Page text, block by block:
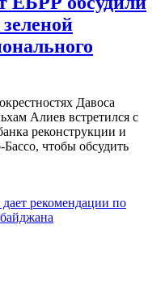
Давоса
Алиев встретился с
реконструкции и
чтобы обсудить